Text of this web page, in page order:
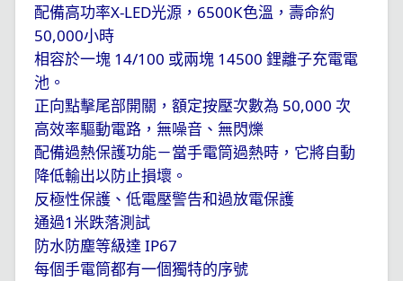
配備高功率X-LED光源， 6500K色溫，壽命約
50,000小時
相容於一塊 14/100 或兩塊 14500鋰離子充電電
池。
正向點擊尾部開關，額定按壓次數為 50,000次
高效率驅動電路，無噪音、無閃爍
配備過熱保護功能－當手電筒過熱時，它將自動
降低輸出以防止損壞。
反極性保護、低電壓警告和過放電保護
通過1 米跌落測試
防水防塵等級達 IP67
每個手電筒都有一個獨特的序號